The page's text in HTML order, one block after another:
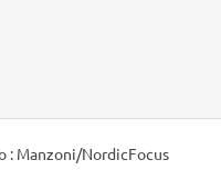
: Manzoni/NordicFocus